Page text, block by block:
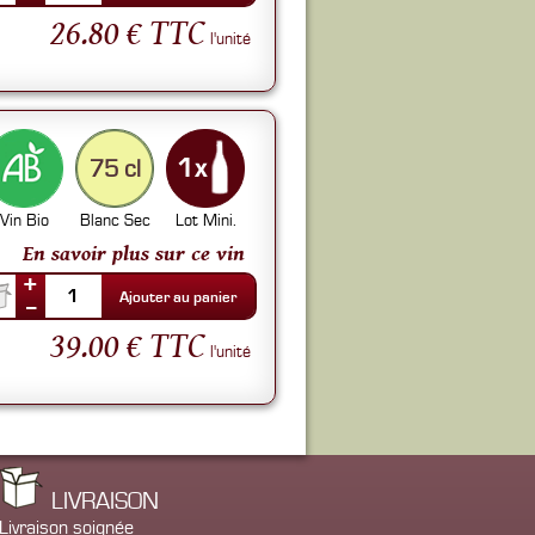
26.80 € TTC l'unité
Vin Bio
75 cl
Blanc Sec Lot Mini.
En savoir plus sur ce vin
+
--
1 Ajouter au panier
39.00 € TTC l'unité
LIVRAISON
Livraison soignée